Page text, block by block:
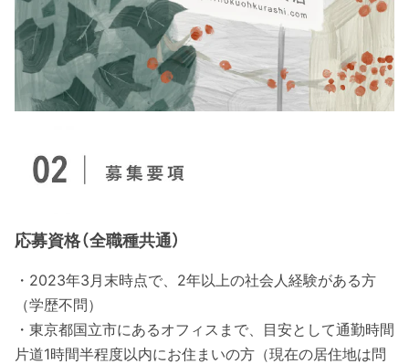
応募資格（全職種共通）
・2023年3月末時点で、2年以上の社会人経験がある方
（学歴不問）
・東京都国立市にあるオフィスまで、目安として通勤時間
片道1時間半程度以内にお住まいの方（現在の居住地は問